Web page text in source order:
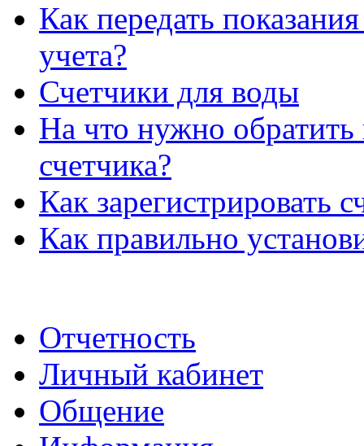
Как передать
учета?
Счетчики для воды
На что нужно
счетчика?
Как зарегистрировать
Как правильно
Отчетность
Личный кабинет
Общение